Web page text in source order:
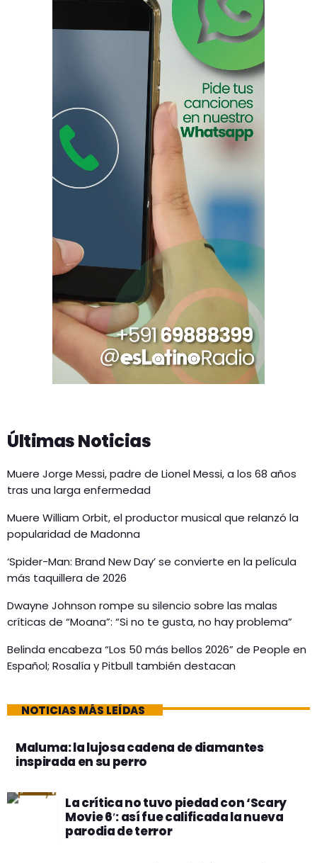
Últimas Noticias
Muere Jorge Messi, padre de Lionel Messi, a los 68 años
tras una larga enfermedad
Muere William Orbit, el productor musical que relanzó la
popularidad de Madonna
‘Spider-Man: Brand New Day’ se convierte en la película
más taquillera de 2026
Dwayne Johnson rompe su silencio sobre las malas
críticas de “Moana”: “Si no te gusta, no hay problema”
Belinda encabeza “Los 50 más bellos 2026” de People en
Español; Rosalía y Pitbull también destacan
NOTICIAS MÁS LEÍDAS
Maluma: la lujosa cadena de diamantes
inspirada en su perro
La crítica no tuvo piedad con ‘Scary
Movie 6′: así fue calificada la nueva
parodia de terror